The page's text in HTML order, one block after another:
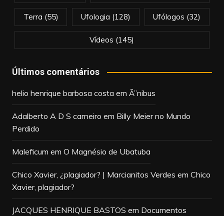
Terra (55) Ufologia (128) Ufólogos (32)
Vídeos (145)
Últimos comentários
helio henrique barbosa costa em Ã”nibus
Adalberto A D S carneiro em Billy Meier no Mundo
Perdido
Maleficum em O Magnésio de Ubatuba
Chico Xavier, ¿plagiador? | Marcianitos Verdes em Chico
Xavier, plagiador?
JACQUES HENRIQUE BASTOS em Documentos